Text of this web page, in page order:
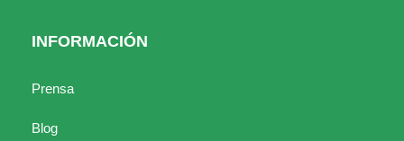
INFORMACIÓN
Prensa
Blog